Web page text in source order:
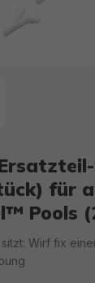
für
Pools
Wirf fix